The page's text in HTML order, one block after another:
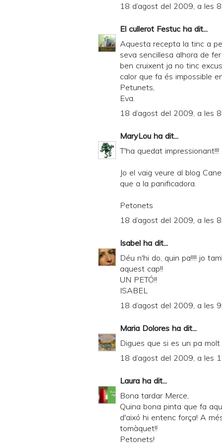
18 d’agost del 2009, a les
El cullerot Festuc ha dit...
Aquesta recepta la tinc a
seva sencillesa alhora de
ben cruixent ja no tinc
calor que fa és impossible
Petunets,
Eva.
18 d’agost del 2009, a les
MaryLou ha dit...
T'ha quedat impressionant!!!
Jo el vaig veure al blog
que a la panificadora.
Petonets
18 d’agost del 2009, a les
Isabel ha dit...
Déu n'hi do, quin pa!!!! jo
aquest cap!!
UN PETÓ!!
ISABEL
18 d’agost del 2009, a les
Maria Dolores ha dit...
Digues que si es un pa
18 d’agost del 2009, a les
Laura ha dit...
Bona tardar Merce,
Quina bona pinta que fa
d'aixó hi entenc força! A
tomàquet!!
Petonets!